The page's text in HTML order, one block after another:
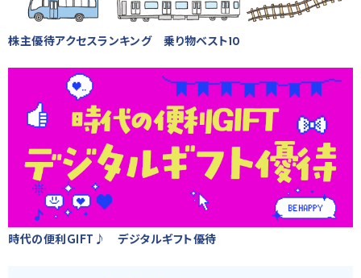
株主優待アクセスランキング 乗り物ベスト10
時代の便利GIFT♪ デジタルギフト優待